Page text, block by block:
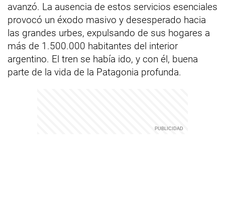
avanzó. La ausencia de estos servicios esenciales
provocó un éxodo masivo y desesperado hacia
las grandes urbes, expulsando de sus hogares a
más de 1.500.000 habitantes del interior
argentino. El tren se había ido, y con él, buena
parte de la vida de la Patagonia profunda.